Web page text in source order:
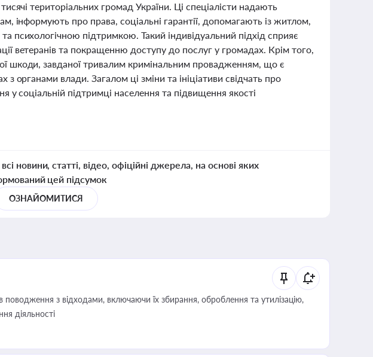
територіальних громад України. Ці спеціалісти надають
інформують про права, соціальні гарантії, допомагають із житлом,
психологічною підтримкою. Такий індивідуальний підхід сприяє
ветеранів та покращенню доступу до послуг у громадах. Крім того,
шкоди, завданої тривалим кримінальним провадженням, що є
органами влади. Загалом ці зміни та ініціативи свідчать про
у соціальній підтримці населення та підвищення якості
новини, статті, відео, офіційні джерела, на основі яких
цей підсумок
ОЗНАЙОМИТИСЯ
поводження з відходами, включаючи їх збирання, оброблення та утилізацію,
діяльності